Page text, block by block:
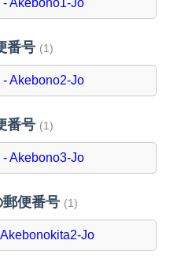
- Akebono1-Jo
番号 (1)
- Akebono2-Jo
番号 (1)
- Akebono3-Jo
便番号 (1)
Jo